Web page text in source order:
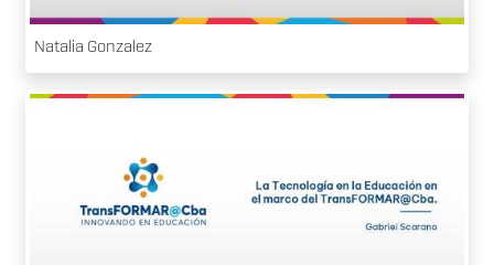
Natalia Gonzalez